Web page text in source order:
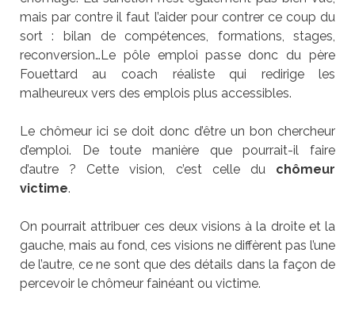
mais par contre il faut l’aider pour contrer ce coup du
sort : bilan de compétences, formations, stages,
reconversion…Le pôle emploi passe donc du père
Fouettard au coach réaliste qui redirige les
malheureux vers des emplois plus accessibles.
Le chômeur ici se doit donc d’être un bon chercheur
d’emploi. De toute manière que pourrait-il faire
d’autre ? Cette vision, c’est celle du chômeur
victime.
On pourrait attribuer ces deux visions à la droite et la
gauche, mais au fond, ces visions ne diffèrent pas l’une
de l’autre, ce ne sont que des détails dans la façon de
percevoir le chômeur fainéant ou victime.